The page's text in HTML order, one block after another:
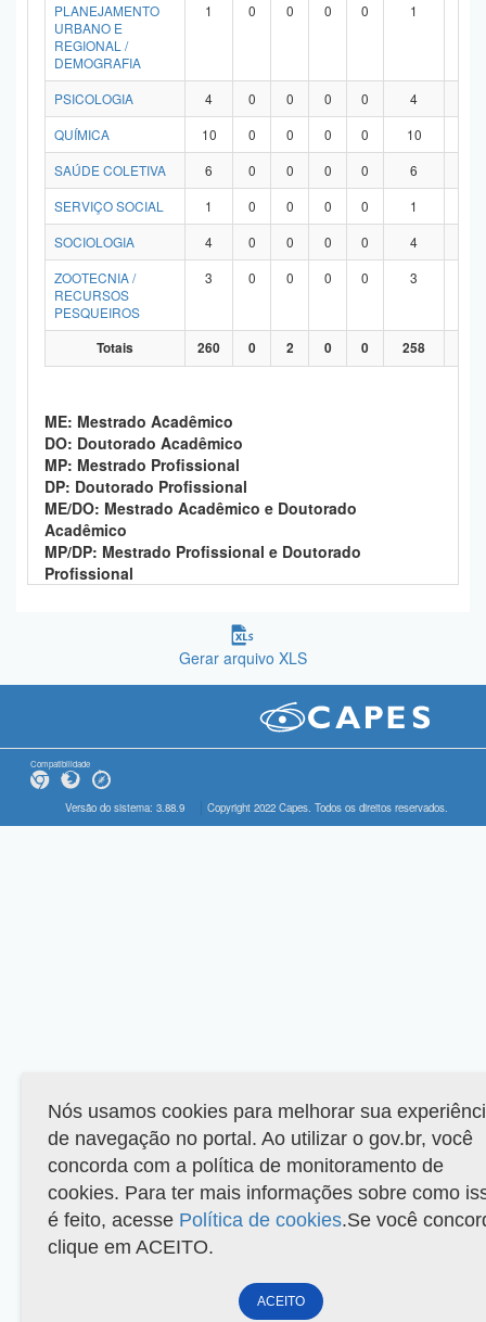
PLANEJAMENTO
URBANO E
REGIONAL /
DEMOGRAFIA
1 0 0 0 0 1
PSICOLOGIA 4 0 0 0 0 4
QUÍMICA
10 0 0 0 0 10
SAÚDE COLETIVA
6 0 0 0 0 6
SERVIÇO SOCIAL
1 0 0 0 0 1
SOCIOLOGIA
4 0 0 0 0 4
ZOOTECNIA /
RECURSOS
PESQUEIROS
3 0 0 0 0 3
Totais 260 0 2 0 0 258
ME: Mestrado Acadêmico
DO: Doutorado Acadêmico
MP: Mestrado Profissional
DP: Doutorado Profissional
ME/DO: Mestrado Acadêmico e Doutorado
Acadêmico
MP/DP: Mestrado Profissional e Doutorado
Profissional
Gerar arquivo XLS
Compatibilidade
Versão do sistema: 3.88.9 Copyright 2022 Capes. Todos os direitos reservados.
Nós usamos cookies para melhorar sua
de navegação no portal. Ao utilizar o gov.br, você
concorda com a política de monitoramento de
cookies. Para ter mais informações sobre como
é feito, acesse Política de cookies.Se você
clique em ACEITO.
ACEITO